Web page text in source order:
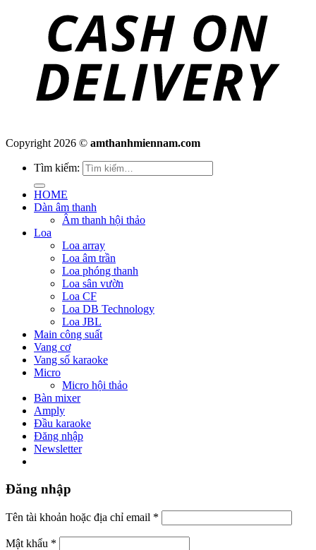
Copyright 2026 © amthanhmiennam.com
Tìm kiếm:
HOME
Dàn âm thanh
Âm thanh hội thảo
Loa
Loa array
Loa âm trần
Loa phóng thanh
Loa sân vườn
Loa CF
Loa DB Technology
Loa JBL
Main công suất
Vang cơ
Vang số karaoke
Micro
Micro hội thảo
Bàn mixer
Amply
Đầu karaoke
Đăng nhập
Newsletter
Đăng nhập
Tên tài khoản hoặc địa chỉ email *
Mật khẩu *